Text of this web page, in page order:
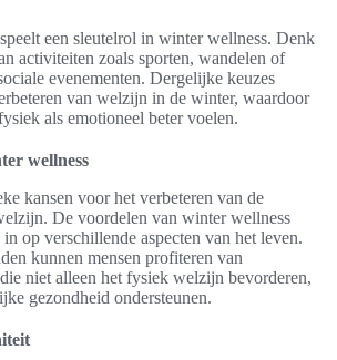
een sleutelrol in winter wellness. Denk
activiteiten zoals sporten, wandelen of
evenementen. Dergelijke keuzes
van welzijn in de winter, waardoor
als emotioneel beter voelen.
wellness
kansen voor het verbeteren van de
De voordelen van winter wellness
op verschillende aspecten van het leven.
kunnen mensen profiteren van
niet alleen het fysiek welzijn bevorderen,
gezondheid ondersteunen.